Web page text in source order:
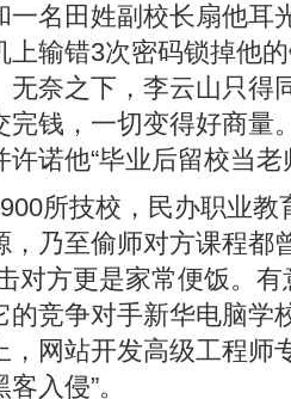
一名田姓副校长扇他耳
上输错3次密码锁掉他
无奈之下，李云山只得
完钱，一切变得好商量
诺他“毕业后留校当老
所技校，民办职业
乃至偷师对方课程都
对方更是家常便饭。
的竞争对手新华电脑学
，网站开发高级工程师
入侵”。